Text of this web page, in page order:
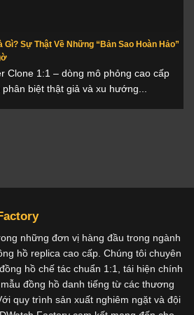
Sự Thật Về Những “Bản Sao Hoàn Hảo”
Clone 1:1 – dòng mô phỏng cao cấp
biệt thật giả và xu hướng...
những đơn vị hàng đầu trong ngành
hồ replica cao cấp. Chúng tôi chuyên
hồ chế tác chuẩn 1:1, tái hiện chính
đồng hồ danh tiếng từ các thương
quy trình sản xuất nghiêm ngặt và đội